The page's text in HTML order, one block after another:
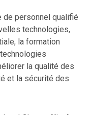
de personnel qualifié
technologies,
la formation
la qualité des
et la sécurité des